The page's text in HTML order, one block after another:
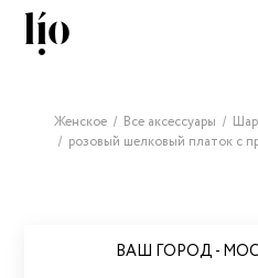
ВАШ ГОРОД -
Женское Все аксессуары
розовый шелковый платок с